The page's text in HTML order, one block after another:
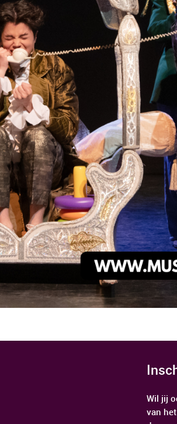
Wil jij
van